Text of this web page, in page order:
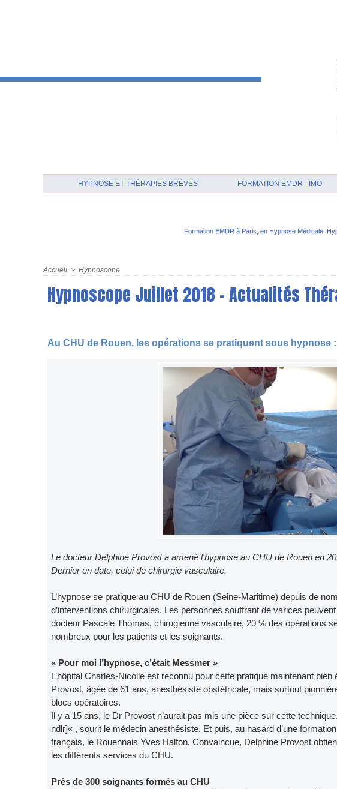
HYPNOSE ET THÉRAPIES BRÈVES FORMATION EMDR - IMO
Formation EMDR à Paris, en Hypnose Médicale,
Accueil > Hypnoscope
Hypnoscope Juillet 2018 - Actualités
Au CHU de Rouen, les opérations se pratiquent sous hypnose
Le docteur Delphine Provost a amené l'hypnose au CHU de Rouen en
Dernier en date, celui de chirurgie vasculaire.
L’hypnose se pratique au CHU de Rouen (Seine-Maritime) depuis de
d’interventions chirurgicales. Les personnes souffrant de varices
docteur Pascale Thomas, chirugienne vasculaire, 20 % des opérations
nombreux pour les patients et les soignants.
« Pour moi l’hypnose, c’était Messmer »
L’hôpital Charles-Nicolle est reconnu pour cette pratique maintenant
Provost, âgée de 61 ans, anesthésiste obstétricale, mais surtout
blocs opératoires.
Il y a 15 ans, le Dr Provost n’aurait pas mis une pièce sur cette
ndlr]« , sourit le médecin anesthésiste. Et puis, au hasard d’une
français, le Rouennais Yves Halfon. Convaincue, Delphine Provost
les différents services du CHU.
Près de 300 soignants formés au CHU